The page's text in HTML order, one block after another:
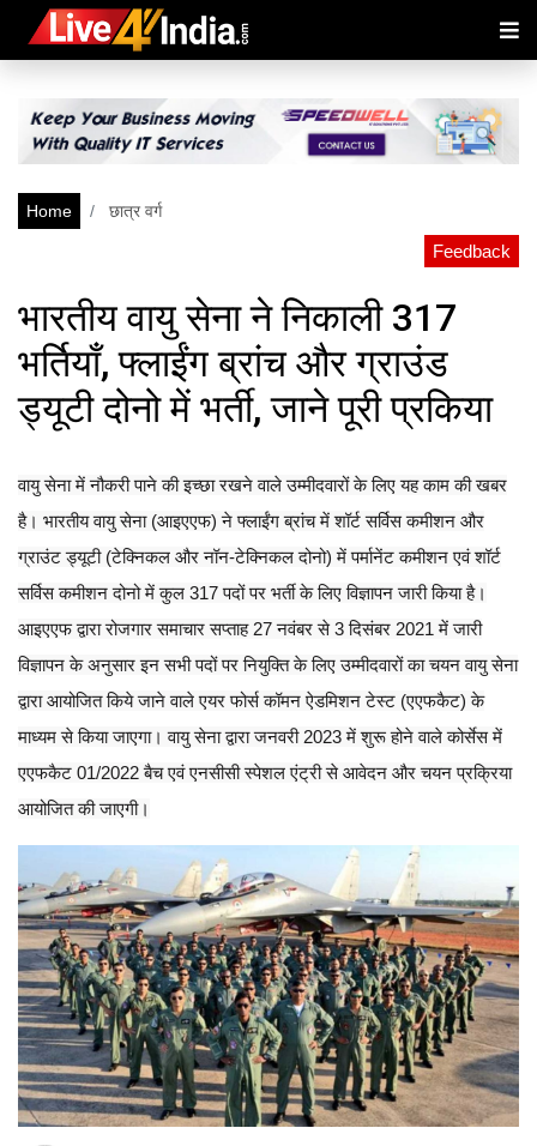
Home छात्र वर्ग
Feedback
भारतीय वायु सेना ने निकाली 317
भर्तियाँ, फ्लाईंग ब्रांच और ग्राउंड
ड्यूटी दोनो में भर्ती, जाने पूरी प्रकिया
वायु सेना में नौकरी पाने की इच्छा रखने वाले उम्मीदवारों के लिए यह काम की खबर
है। भारतीय वायु सेना (आइएएफ) ने फ्लाईंग ब्रांच में शॉर्ट सर्विस कमीशन और
ग्राउंट ड्यूटी (टेक्निकल और नॉन-टेक्निकल दोनो) में पर्मानेंट कमीशन एवं शॉर्ट
सर्विस कमीशन दोनो में कुल 317 पदों पर भर्ती के लिए विज्ञापन जारी किया है।
आइएएफ द्वारा रोजगार समाचार सप्ताह 27 नवंबर से 3 दिसंबर 2021 में जारी
विज्ञापन के अनुसार इन सभी पदों पर नियुक्ति के लिए उम्मीदवारों का चयन वायु सेना
द्वारा आयोजित किये जाने वाले एयर फोर्स कॉमन ऐडमिशन टेस्ट (एएफकैट) के
माध्यम से किया जाएगा। वायु सेना द्वारा जनवरी 2023 में शुरू होने वाले कोर्सेस में
एएफकैट 01/2022 बैच एवं एनसीसी स्पेशल एंट्री से आवेदन और चयन प्रक्रिया
आयोजित की जाएगी।